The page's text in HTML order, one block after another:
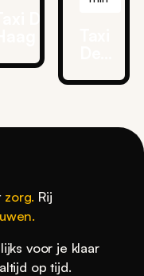
→
zorg. Rij
voor je klaar
op tijd.